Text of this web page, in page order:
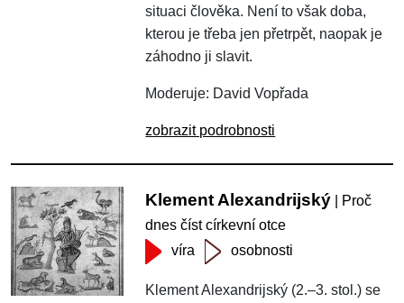
situaci člověka. Není to však doba,
kterou je třeba jen přetrpět, naopak je
záhodno ji slavit.
Moderuje: David Vopřada
zobrazit podrobnosti
Klement Alexandrijský | Proč
dnes číst církevní otce
víra
osobnosti
Klement Alexandrijský (2.–3. stol.) se